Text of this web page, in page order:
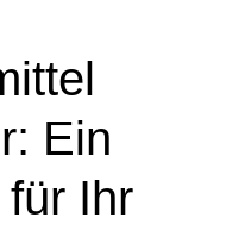
Ein
Ihr